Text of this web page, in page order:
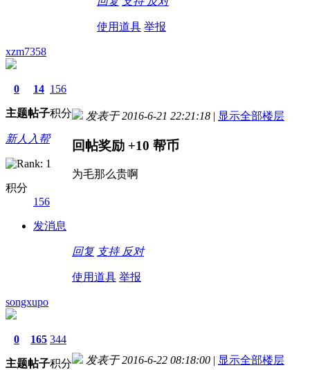
使用道具 举报
xzm7358
0
主题
14
帖子
156
积分
新人入帮
积分
156
发消息
发表于 2016-6-21 22:21:18 | 显示全部楼层
回帖奖励 +10 帮币
为毛那么贵啊
回复 支持 反对
使用道具 举报
songxupo
0
主题
165
帖子
344
积分 发表于 2016-6-22 08:18:00 | 显示全部楼层